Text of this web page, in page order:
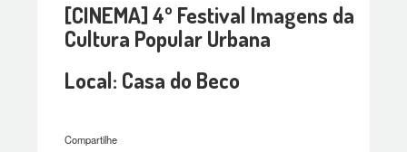
[CINEMA] 4º Festival Imagens da
Cultura Popular Urbana
Local: Casa do Beco
Compartilhe